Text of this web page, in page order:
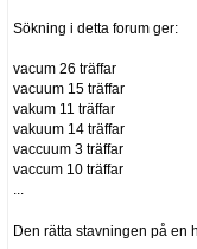
Sökning i detta forum ger:
vacum 26 träffar
vacuum 15 träffar
vakum 11 träffar
vakuum 14 träffar
vaccuum 3 träffar
vaccum 10 träffar
...
Den rätta stavningen på en